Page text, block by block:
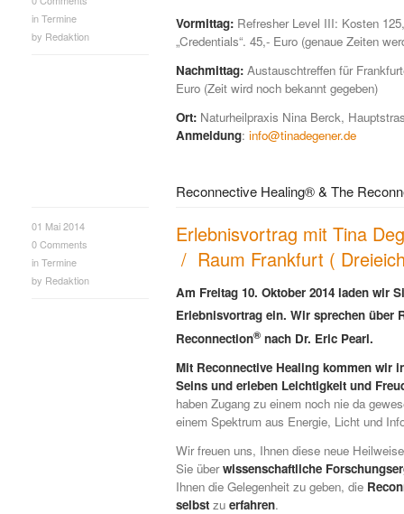
inTermine
by Redaktion
Vormittag: Refresher Level III: Kosten
„Credentials“. 45,- Euro (genaue Zeiten
Nachmittag: Austauschtreffen für
Euro (Zeit wird noch bekannt gegeben)
Ort: Naturheilpraxis Nina Berck,
Anmeldung: info@tinadegener.de
Reconnective Healing® & The
01 Mai 2014
0Comments
inTermine
by Redaktion
Erlebnisvortrag mit Tina
/ Raum Frankfurt (
Am Freitag 10. Oktober 2014 laden wir
Erlebnisvortrag ein. Wir sprechen über
Reconnection® nach Dr. Eric Pearl.
Mit Reconnective Healing kommen wir
Seins und erleben Leichtigkeit und
haben Zugang zu einem noch nie da
einem Spektrum aus Energie, Licht und
Wir freuen uns, Ihnen diese neue
Sie überwissenschaftliche
Ihnen die Gelegenheit zu geben, die
selbst zu erfahren.